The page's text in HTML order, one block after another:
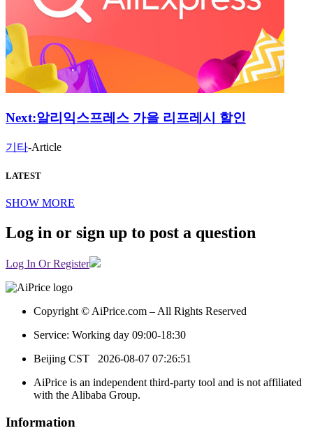
Next:알리익스프레스 가을 리프레시 할인
기타-Article
LATEST
SHOW MORE
Log in or sign up to post a question
Log In Or Register
Copyright © AiPrice.com – All Rights Reserved
Service: Working day 09:00-18:30
Beijing CST 2026-08-07 07:26:51
AiPrice is an independent third-party tool and is not affiliated
with the Alibaba Group.
Information